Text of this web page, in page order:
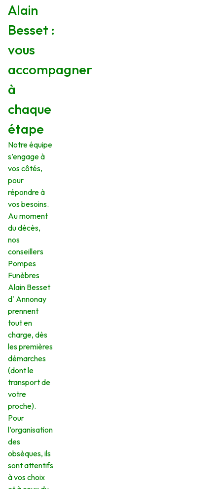
Alain
Besset :
vous
accompagner
à
chaque
étape
Notre équipe
s’engage à
vos côtés,
pour
répondre à
vos besoins.
Au moment
du décès,
nos
conseillers
Pompes
Funèbres
Alain Besset
d' Annonay
prennent
tout en
charge, dès
les premières
démarches
(dont le
transport de
votre
proche).
Pour
l’organisation
des
obsèques, ils
sont attentifs
à vos choix